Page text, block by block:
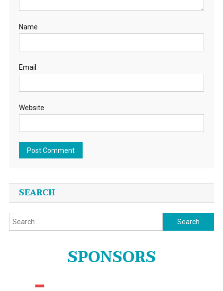
Name
Email
Website
SEARCH
Search
for:
SPONSORS